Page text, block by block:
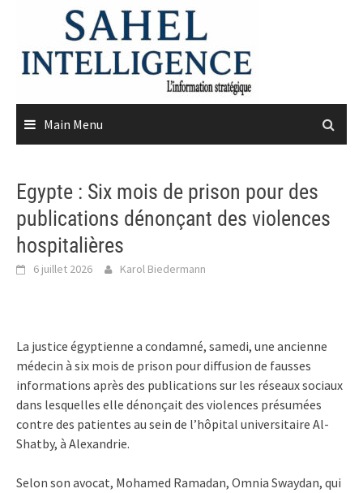
content
Main Menu
Egypte : Six mois de prison pour des
publications dénonçant des violences
hospitalières
6 juillet 2026 Karol Biedermann
La justice égyptienne a condamné, samedi, une ancienne
médecin à six mois de prison pour diffusion de fausses
informations après des publications sur les réseaux sociaux
dans lesquelles elle dénonçait des violences présumées
contre des patientes au sein de l’hôpital universitaire Al-
Shatby, à Alexandrie.
Selon son avocat, Mohamed Ramadan, Omnia Swaydan, qui